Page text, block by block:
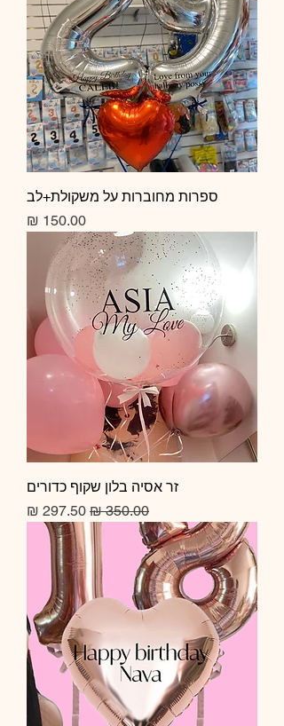
ספרות מחוברות על משקולת+לב
מחיר
זר אסיה בלון שקוף כדורים
מחיר רגיל מחיר מבצע